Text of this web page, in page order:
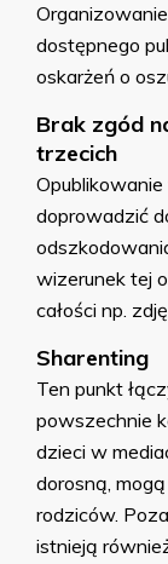
dostępnego
oskarżeń o
Brak zgód
trzecich
doprowadzić
wizerunek tej
całości np.
Sharenting
Ten punkt
powszechnie
dzieci w
dorosną,
rodziców.
istnieją